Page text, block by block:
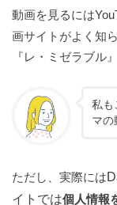
動画を見るには
画サイトがよく知
『レ・ミゼラブル
私も
マの
ただし、実際には
イトでは個人情報